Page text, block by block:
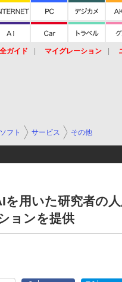
ガイド マイグレーション
フト サービス その他
を用いた研究者の
ョンを提供